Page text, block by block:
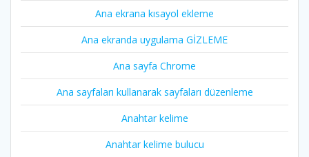
Ana ekrana kısayol ekleme
Ana ekranda uygulama GİZLEME
Ana sayfa Chrome
Ana sayfaları kullanarak sayfaları düzenleme
Anahtar kelime
Anahtar kelime bulucu